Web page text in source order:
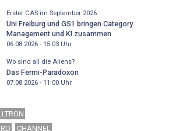
Erster CAS im September 2026
Uni Freiburg und GS1 bringen Category
Management und KI zusammen
06.08.2026 - 15:03Uhr
Wo sind all die Aliens?
Das Fermi-Paradoxon
07.08.2026 - 11:00Uhr
CHANNEL